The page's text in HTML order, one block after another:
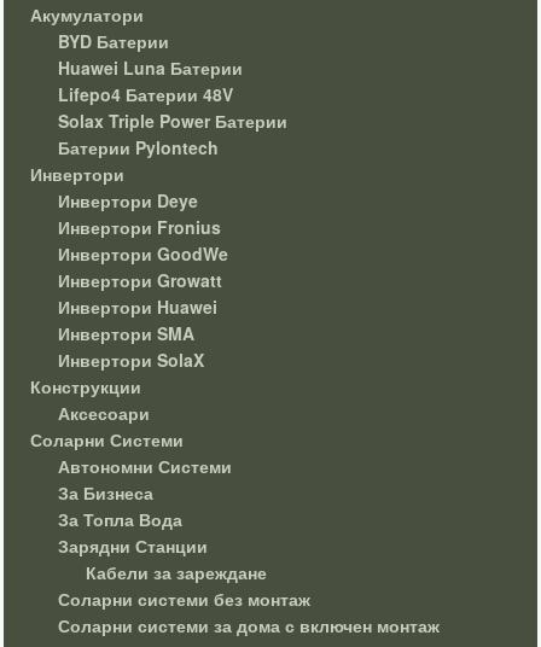
Акумулатори
BYD Батерии
Huawei Luna Батерии
Lifepo4 Батерии 48V
Solax Triple Power Батерии
Батерии Pylontech
Инвертори
Инвертори Deye
Инвертори Fronius
Инвертори GoodWe
Инвертори Growatt
Инвертори Huawei
Инвертори SMA
Инвертори SolaX
Конструкции
Аксесоари
Соларни Системи
Автономни Системи
За Бизнеса
За Топла Вода
Зарядни Станции
Кабели за зареждане
Соларни системи без монтаж
Соларни системи за дома с включен монтаж